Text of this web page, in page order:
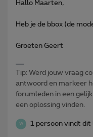
Hallo Maarten,
Heb je de bbox (de
Groeten Geert
Tip: Werd jouw vraag
antwoord en markeer
forumleden in een
een oplossing vinden.
W 1 persoon vindt dit